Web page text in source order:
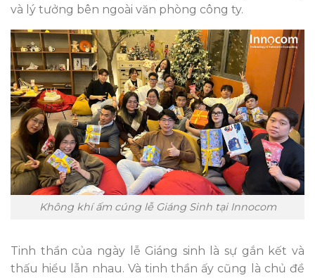
và lý tưởng bên ngoài văn phòng công ty.
Không khí ấm cúng lễ Giáng Sinh tại Innocom
Tinh thần của ngày lễ Giáng sinh là sự gắn kết và
thấu hiểu lẫn nhau. Và tinh thần ấy cũng là chủ đề